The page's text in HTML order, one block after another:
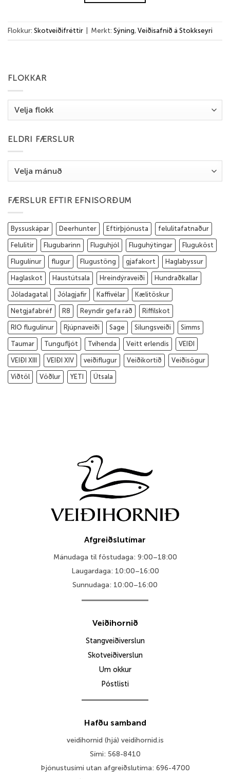
Flokkur: Skotveiðifréttir Merkt: Sýning, Veiðisafnið á Stokkseyri
FLOKKAR
Flokkar
ELDRI FÆRSLUR
færslur
FÆRSLUR EFTIR EFNISORÐUM
Byssuskápar Deerhunter Eftirþjónusta felulitafatnaður
Felulitir Flugubarinn Fluguhjól Fluguhýtingar Fluguköst
Flugulínur flugur Flugustöng gjafakort Haglabyssur
Haglaskot Haustútsala Hreindýraveiði Hundraðkallar
Jóladagatal Jólagjafir Kaffivélar Kælitöskur
Netgjafabréf R8 Reyndir gefa ráð Riffilskot
RIO flugulínur Rjúpnaveiði Sage Silungsveiði Simms
Taumar Tungufljót Tvíhenda Veitt erlendis VEIÐI
VEIÐI XIII VEIÐI XIV veiðiflugur Veiðikortið Veiðisögur
Viðtöl Vöðlur YETI Útsala
Afgreiðslutímar
Mánudaga til föstudaga: 9:00–18:00
Laugardaga: 10:00–16:00
Sunnudaga: 10:00–16:00
Veiðihornið
Stangveiðiverslun
Skotveiðiverslun
Um okkur
Póstlisti
Hafðu samband
veidihornid (hjá) veidihornid.is
Sími: 568-8410
Þjónustusími utan afgreiðslutíma: 696-4700